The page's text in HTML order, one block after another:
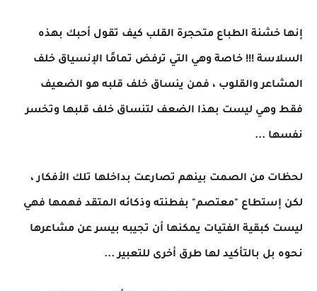
إنها خشنة الطباع متحجرة القلب كيف تقول أحبك بهذه
السلاسة !!! خاصة وهي التي ترفض تمامًا الإنسياق خلف
المشاعر والقلوب ، فمن ينساق خلف قلبه هو الضعيف
فقط وهي ليست بهذا الضعف لتنساق خلف قلبها وتخسر
نفسها ...
لحظات من الصمت بينهم تصارعت بداخلها تلك الأفكار ،
لكن إستطاع "معتصم" بفطنته وذكائه المتقد فهمها فهي
ليست كبقية الفتيات يمكنها أن تجيبه بيسر عن مشاعرها
نحوه بل بالتأكيد لها طرق أخرى للتعبير ...